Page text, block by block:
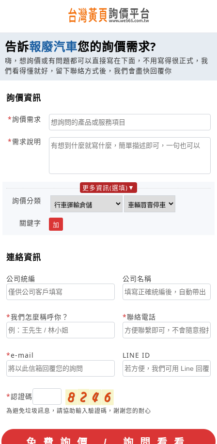
告訴報廢汽車您的詢價需求?
嗨，想詢價或有問題都可以直接寫在下面，不用寫得很正式，我
們看得懂就好，留下聯絡方式後，我們會盡快回覆你
詢價資訊
詢價需求
需求說明
更多資訊(選填)
詢價分類
關鍵字 加
連絡資訊
公司統編 公司名稱
我們怎麼稱呼你？ 聯絡電話
e-mail LINE ID
認證碼
為避免垃圾訊息，請協助輸入驗證碼，謝謝您的耐心